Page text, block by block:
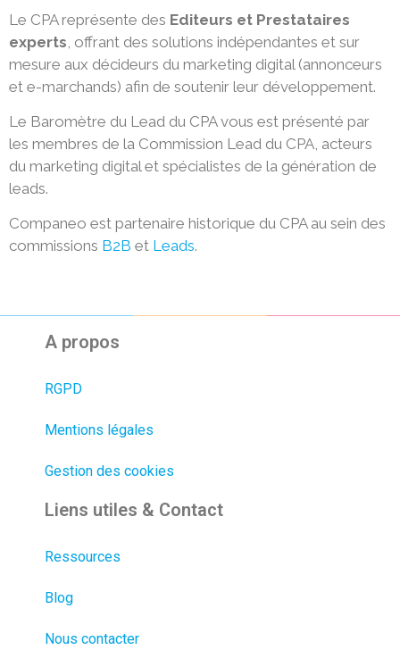
Le CPA représente des Editeurs et Prestataires
experts , offrant des solutions indépendantes et sur
mesure aux décideurs du marketing digital (annonceurs
et e-marchands) afin de soutenir leur développement.
Le Baromètre du Lead du CPA vous est présenté par
les membres de la Commission Lead du CPA, acteurs
du marketing digital et spécialistes de la génération de
leads.
Companeo est partenaire historique du CPA au sein des
commissions B2B et Leads.
A propos
RGPD
Mentions légales
Gestion des cookies
Liens utiles & Contact
Ressources
Blog
Nous contacter